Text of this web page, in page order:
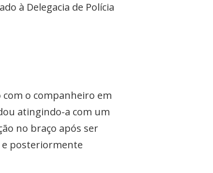
à Delegacia de Polícia
com o companheiro em
atingindo-a com um
no braço após ser
e posteriormente